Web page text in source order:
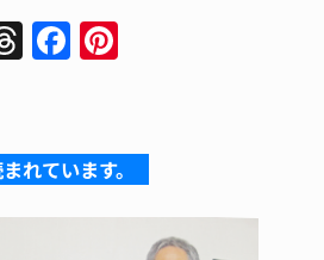
T
hr
a
d
s
F
a
e
b
o
re
st
れています。